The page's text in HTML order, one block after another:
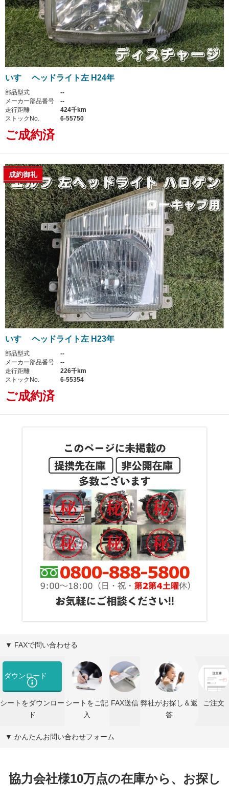
いすゞ ヘッドライト左 H24年
部品型式
--
メーカー部品番号
--
走行距離
424千km
ストックNo.
6-55750
ご成約済
成約御礼
いすゞ ヘッドライト左 H23年
部品型式
--
メーカー部品番号
--
走行距離
226千km
ストックNo.
6-55354
ご成約済
▼ FAXで問い合わせる
ダウンロード
シートをダウンロー
ド
シートをご記
入
FAX送信 弊社がお探し＆返
答
ご注文
▼ かんたんお問い合わせフォーム
協力会社様10万点の在庫から、お探し